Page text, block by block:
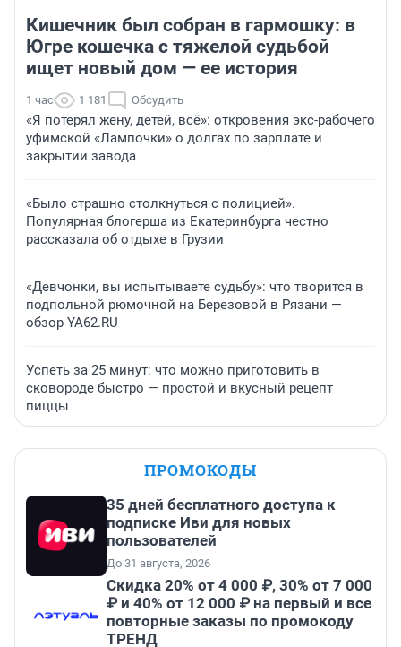
Кишечник был собран в гармошку: в
Югре кошечка с тяжелой судьбой
ищет новый дом — ее история
1 час 1 181 Обсудить
«Я потерял жену, детей, всё»: откровения экс-рабочего
уфимской «Лампочки» о долгах по зарплате и
закрытии завода
«Было страшно столкнуться с полицией».
Популярная блогерша из Екатеринбурга честно
рассказала об отдыхе в Грузии
«Девчонки, вы испытываете судьбу»: что творится в
подпольной рюмочной на Березовой в Рязани —
обзор YA62.RU
Успеть за 25 минут: что можно приготовить в
сковороде быстро — простой и вкусный рецепт
пиццы
ПРОМОКОДЫ
35 дней бесплатного доступа к
подписке Иви для новых
пользователей
До 31 августа, 2026
Скидка 20% от 4 000 ₽, 30% от 7 000
₽ и 40% от 12 000 ₽ на первый и все
повторные заказы по промокоду
ТРЕНД